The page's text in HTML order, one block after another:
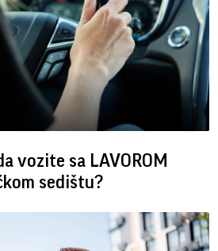
vozite sa LAVOROM
sedištu?